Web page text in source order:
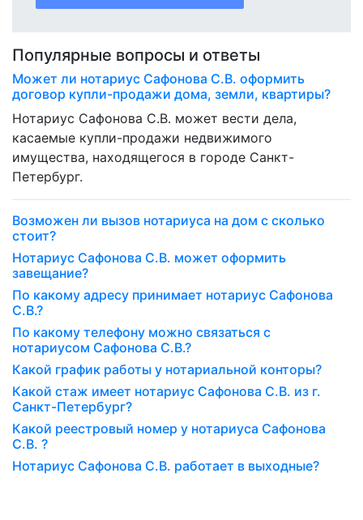
Популярные вопросы и ответы
Может ли нотариус Сафонова С.В. оформить
договор купли-продажи дома, земли, квартиры?
Нотариус Сафонова С.В. может вести дела,
касаемые купли-продажи недвижимого
имущества, находящегося в городе Санкт-
Петербург.
Возможен ли вызов нотариуса на дом с сколько
стоит?
Нотариус Сафонова С.В. может оформить
завещание?
По какому адресу принимает нотариус Сафонова
С.В.?
По какому телефону можно связаться с
нотариусом Сафонова С.В.?
Какой график работы у нотариальной конторы?
Какой стаж имеет нотариус Сафонова С.В. из г.
Санкт-Петербург?
Какой реестровый номер у нотариуса Сафонова
С.В. ?
Нотариус Сафонова С.В. работает в выходные?